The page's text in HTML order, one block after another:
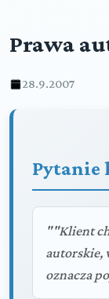
Prawa
28.9.2007
Pytanie
""Klient
autorskie,
oznacza